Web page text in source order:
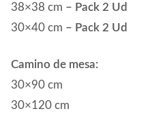
38×38 cm – Pack 2 Ud
30×40 cm – Pack 2 Ud
Camino de mesa:
30×90 cm
30×120 cm